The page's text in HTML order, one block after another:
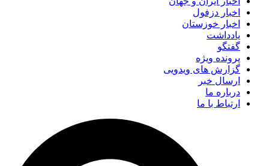
اخبار دزفول
اخبار خوزستان
یادداشت
گفتگو
پرونده ویژه
گزارش های ویدویی
ارسال خبر
درباره ما
ارتباط با ما